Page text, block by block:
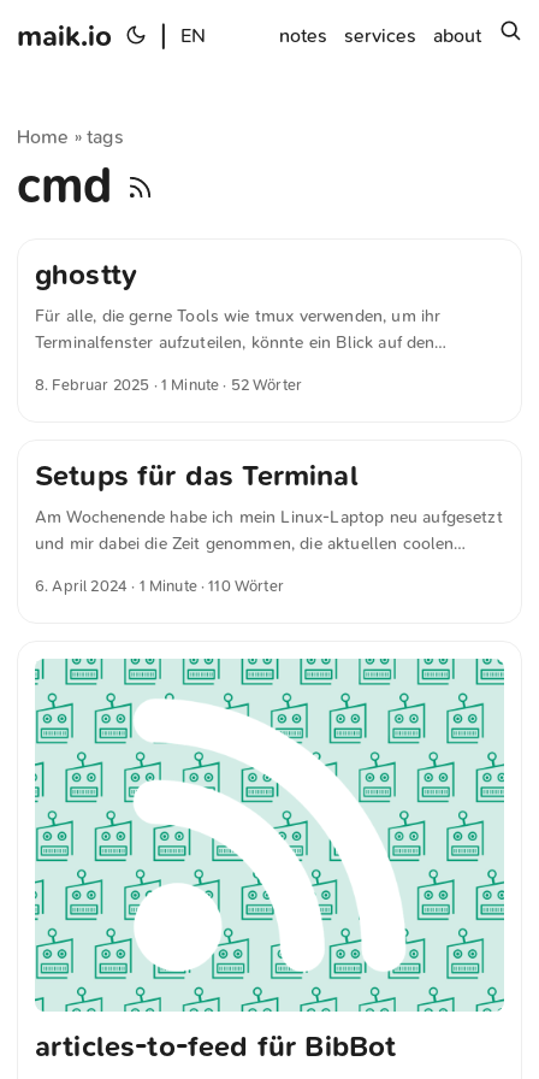
maik.io EN notes services about
Home »tags
cmd
ghostty
Für alle, die gerne Tools wie tmux verwenden, um ihr
Terminalfenster aufzuteilen, könnte ein Blick auf den
nicht nur Tabs, sondern ermöglicht auch die Aufteilung von
plattformübergreifend verfügbar.
8. Februar 2025 · 1 Minute · 52 Wörter
Setups für das Terminal
Am Wochenende habe ich mein Linux-Laptop neu aufgesetzt
und mir dabei die Zeit genommen, die aktuellen coolen
Interesse geweckt. Mit dem Tool Gogh1 ist es möglich,
das Erscheinungsbild der Shell anpassen, sodass sie
ansprechender aussieht. Des Weiteren habe ich in meinen
Alias-Einstellungen nano3 durch micro4 und cat5 durch
bat6 ersetzt. Beide Tools wollte ich schon lange einmal
ausprobieren, habe es aber aufgrund meiner Gewohnheit nie
gemacht. Durch die Alias-Befehle kann ich nun schnell auf
diese Tools zugreifen. ...
6. April 2024 · 1 Minute · 110 Wörter
articles-to-feed für BibBot